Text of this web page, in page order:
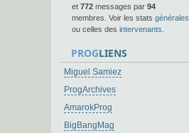
et 772 messages par 94
membres. Voir les stats générales
ou celles des intervenants
PROGLIENS
Miguel Samiez
ProgArchives
AmarokProg
BigBangMag